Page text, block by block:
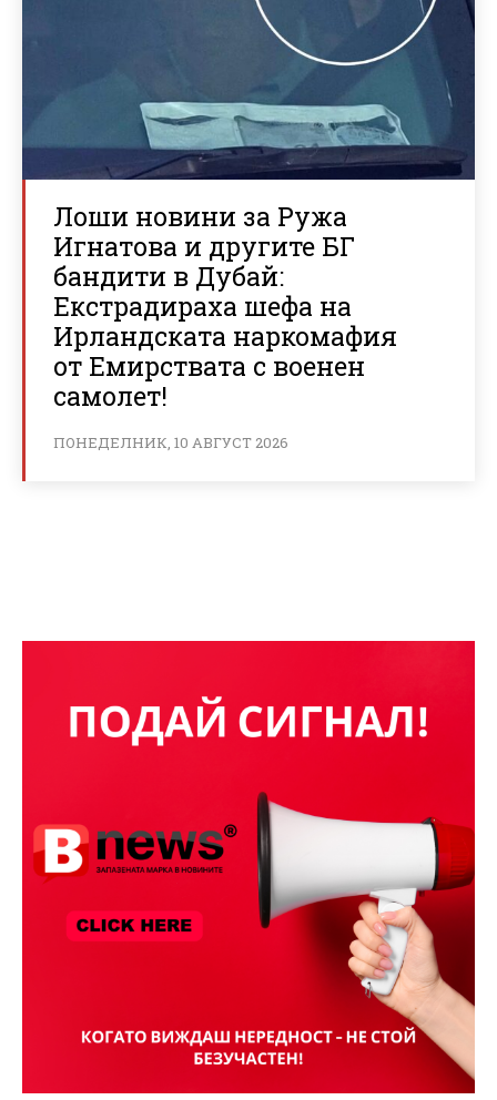
Лоши новини за Ружа
Игнатова и другите БГ
бандити в Дубай:
Екстрадираха шефа на
Ирландската наркомафия
от Емирствата с военен
самолет!
ПОНЕДЕЛНИК, 10 АВГУСТ 2026